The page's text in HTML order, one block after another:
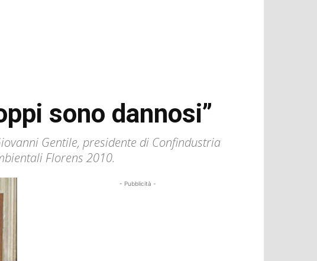
sono dannosi”
Gentile, presidente di Confindustria
Florens 2010.
- Pubblicità -